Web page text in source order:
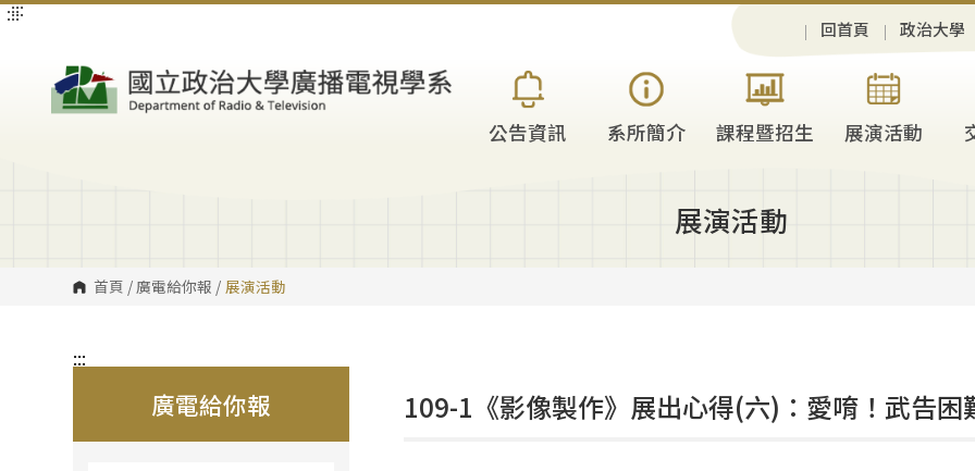
跳
:::
回首頁 政治大學
公告資訊 系所簡介 課程暨招生 展演活動
展演活動
首頁 /廣電給你報 / 展演活動
:::
廣電給你報
:::
109-1《影像製作》展出心得(六)：愛唷！武告困